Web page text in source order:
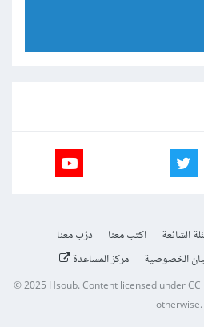
الشائعة اكتب معنا
درّب معنا
الخصوصية مركز المساعدة
© 2025Hsoub.Content licensed under
otherwise.